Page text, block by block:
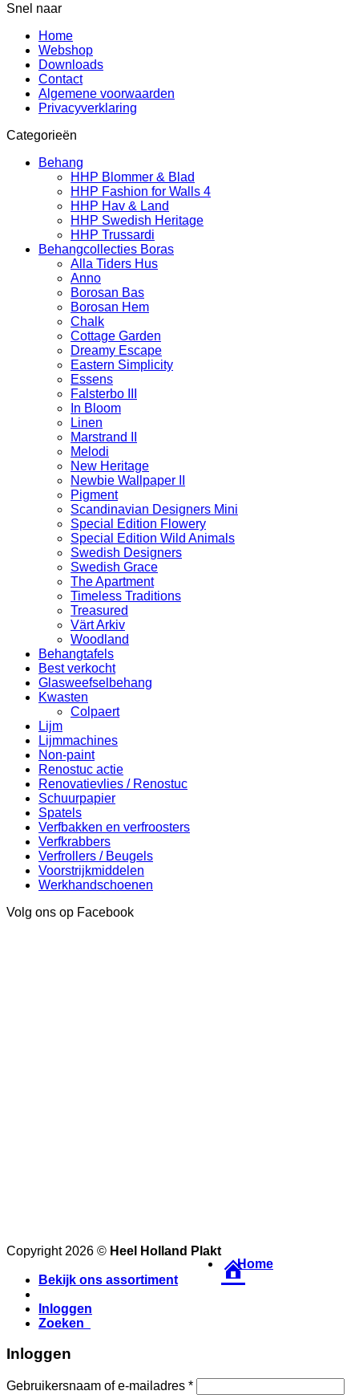
Snel naar
Home
Webshop
Downloads
Contact
Algemene voorwaarden
Privacyverklaring
Categorieën
Behang
HHP Blommer & Blad
HHP Fashion for Walls 4
HHP Hav & Land
HHP Swedish Heritage
HHP Trussardi
Behangcollecties Boras
Alla Tiders Hus
Anno
Borosan Bas
Borosan Hem
Chalk
Cottage Garden
Dreamy Escape
Eastern Simplicity
Essens
Falsterbo III
In Bloom
Linen
Marstrand II
Melodi
New Heritage
Newbie Wallpaper II
Pigment
Scandinavian Designers Mini
Special Edition Flowery
Special Edition Wild Animals
Swedish Designers
Swedish Grace
The Apartment
Timeless Traditions
Treasured
Värt Arkiv
Woodland
Behangtafels
Best verkocht
Glasweefselbehang
Kwasten
Colpaert
Lijm
Lijmmachines
Non-paint
Renostuc actie
Renovatievlies / Renostuc
Schuurpapier
Spatels
Verfbakken en verfroosters
Verfkrabbers
Verfrollers / Beugels
Voorstrijkmiddelen
Werkhandschoenen
Volg ons op Facebook
Copyright 2026 © Heel Holland Plakt
Home
Bekijk ons assortiment
Inloggen
Zoeken
Inloggen
Gebruikersnaam of e-mailadres *